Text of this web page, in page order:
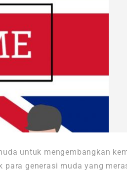
untuk mengembangkan
generasi muda yang